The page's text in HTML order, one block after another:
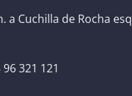
a Cuchilla de Rocha
321 121